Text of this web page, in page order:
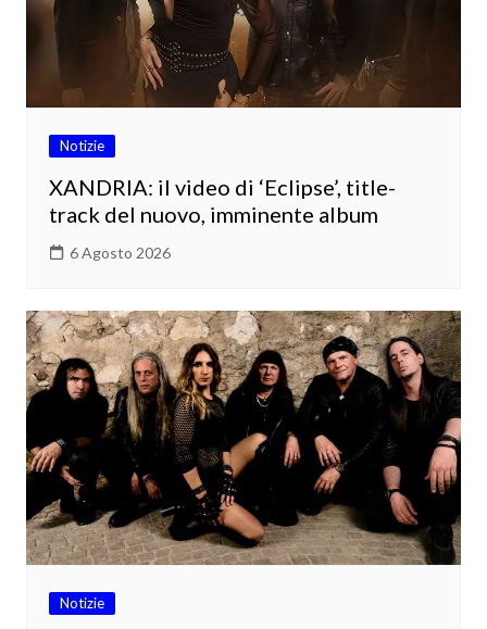
Notizie
XANDRIA: il video di ‘Eclipse’, title-
track del nuovo, imminente album
6 Agosto 2026
Notizie